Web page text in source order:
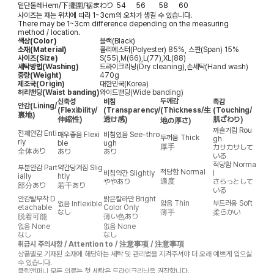
밑단둘레Hem/下擺圍/裾まわり 54 56 58
60
사이즈는 재는 위치에 따라 1~3cm의 오차가 생길 수 있습니다.
There may be 1~3cm difference depending on the measuring
method / location.
색상(Color)
블랙(Black)
소재(Material)
폴리에스터(Polyester) 85%, 스판(Span) 15%
사이즈(Size)
S(55),M(66),L(77),XL(88)
세탁방법(Washing)
드라이크리닝(Dry cleaning),손세탁(Hand wash)
중량(Weight)
470g
제조국(Origin)
대한민국(Korea)
허리밴딩(Waist banding)와이드밴딩(Wide banding)
안감(Lining/
裏地)
신축성
(Flexibility/
伸縮性)
비침
(Transparency/
透け感)
두께감
(Thickness/生
地の厚さ)
촉감
(Touching/
肌ざわり)
전체안감 Enti
rly
全体あり
매우좋음 Flexi
ble
あり
비침있음 See-thro
ugh
あり
두꺼움 Thick
厚手
까슬거림 Rou
gh
カサカサして
いる
부분안감 Part
ially
部分あり
약간당겨짐 Slig
htly
若干あり
비침약간 Slightly
ややあり
적당함 Normal
適度
적당함 Norma
l
さらっとして
いる
안감탈부착 D
etachable
脱着可能
없음 Inflexible
なし
밝은칼라만 Bright
Color Only
薄い色あり
얇음 Thin
薄手
부드러움 Soft
柔らかい
없음 None
なし
없음 None
なし
취급시 주의사항 / Attention to / 注意事项 / 注意事項
상품별로 기재된 소재에 해당하는 세탁 및 관리법을 지켜주셔야 더 오래 예쁘게 입으실
수 있습니다.
클릭앤퍼니 모든 의류는 첫 세탁은 드라이크리닝을 권장합니다.